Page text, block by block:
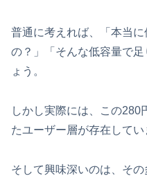
普通に考えれば、「本当
の？」「そんな低容量で
ょう。
しかし実際には、この280
たユーザー層が存在してい
そして興味深いのは、そ